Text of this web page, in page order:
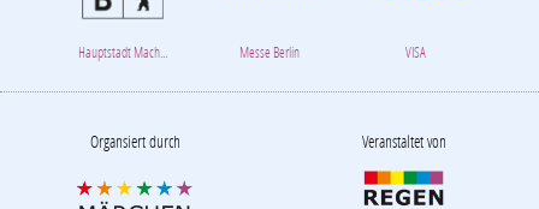
Hauptstadt Mach... Messe Berlin VISA
Organsiert durch Veranstaltet von